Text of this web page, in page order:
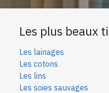
Les plus beaux
Les lainages
Les cotons
Les lins
Les soies sauvages